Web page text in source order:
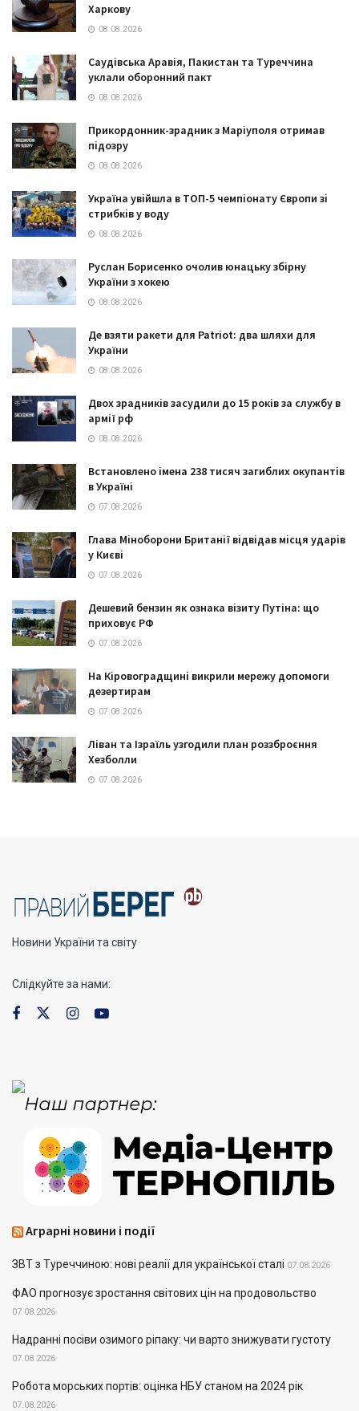
Харкову
08.08.2026
Саудівська Аравія, Пакистан та Туреччина
уклали оборонний пакт
08.08.2026
Прикордонник-зрадник з Маріуполя отримав
підозру
08.08.2026
Україна увійшла в ТОП-5 чемпіонату Європи зі
стрибків у воду
08.08.2026
Руслан Борисенко очолив юнацьку збірну
України з хокею
08.08.2026
Де взяти ракети для Patriot: два шляхи для
України
08.08.2026
Двох зрадників засудили до 15 років за службу в
армії рф
08.08.2026
Встановлено імена 238 тисяч загиблих окупантів
в Україні
07.08.2026
Глава Міноборони Британії відвідав місця ударів
у Києві
07.08.2026
Дешевий бензин як ознака візиту Путіна: що
приховує РФ
07.08.2026
На Кіровоградщині викрили мережу допомоги
дезертирам
07.08.2026
Ліван та Ізраїль узгодили план роззброєння
Хезболли
07.08.2026
Новини України та світу
Слідкуйте за нами:
Аграрні новини і події
ЗВТ з Туреччиною: нові реалії для української сталі 07.08.2026
ФАО прогнозує зростання світових цін на продовольство
07.08.2026
Надранні посіви озимого ріпаку: чи варто знижувати густоту
07.08.2026
Робота морських портів: оцінка НБУ станом на 2024 рік
07.08.2026